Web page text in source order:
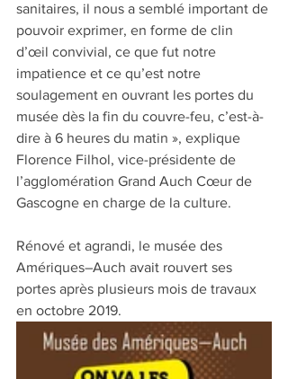
sanitaires, il nous a semblé important de
pouvoir exprimer, en forme de clin
d’œil convivial, ce que fut notre
impatience et ce qu’est notre
soulagement en ouvrant les portes du
musée dès la fin du couvre-feu, c’est-à-
dire à 6 heures du matin », explique
Florence Filhol, vice-présidente de
l’agglomération Grand Auch Cœur de
Gascogne en charge de la culture.
Rénové et agrandi, le musée des
Amériques–Auch avait rouvert ses
portes après plusieurs mois de travaux
en octobre 2019.